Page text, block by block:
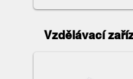
Vzdělávací